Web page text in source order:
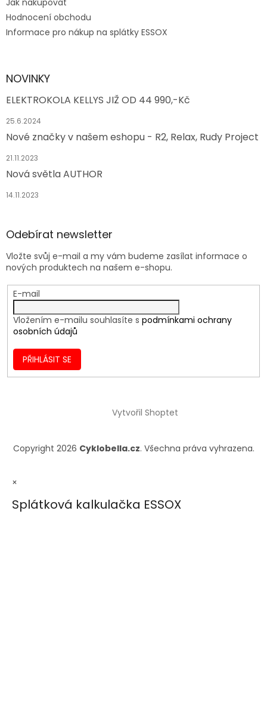
Jak nakupovat
Hodnocení obchodu
Informace pro nákup na splátky ESSOX
NOVINKY
ELEKTROKOLA KELLYS JIŽ OD 44 990,-Kč
25.6.2024
Nové značky v našem eshopu - R2, Relax, Rudy Project
21.11.2023
Nová světla AUTHOR
14.11.2023
Odebírat newsletter
Vložte svůj e-mail a my vám budeme zasílat informace o
nových produktech na našem e-shopu.
E-mail
Vložením e-mailu souhlasíte s podmínkami ochrany
osobních údajů
PŘIHLÁSIT SE
Vytvořil Shoptet
Copyright 2026 Cyklobella.cz. Všechna práva vyhrazena.
×
Splátková kalkulačka ESSOX